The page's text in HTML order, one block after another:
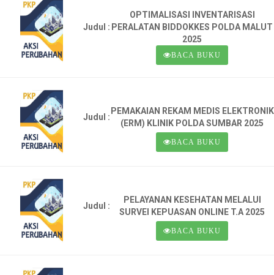
Judul :
OPTIMALISASI INVENTARISASI
PERALATAN BIDDOKKES POLDA MALUT
2025
BACA BUKU
Judul :
PEMAKAIAN REKAM MEDIS ELEKTRONIK
(ERM) KLINIK POLDA SUMBAR 2025
BACA BUKU
Judul :
PELAYANAN KESEHATAN MELALUI
SURVEI KEPUASAN ONLINE T.A 2025
BACA BUKU